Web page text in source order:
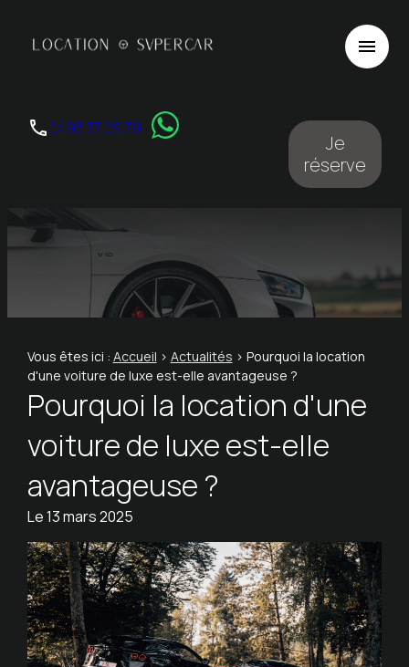
menu
phone0493 37 09 79
Je
réserve
Vous êtes ici : Accueil > Actualités > Pourquoi la location
d'une voiture de luxe est-elle avantageuse ?
Pourquoi la location d'une
voiture de luxe est-elle
avantageuse ?
Le13 mars 2025